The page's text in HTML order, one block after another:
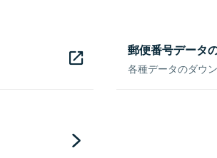
郵便番号データ
各種データのダウ